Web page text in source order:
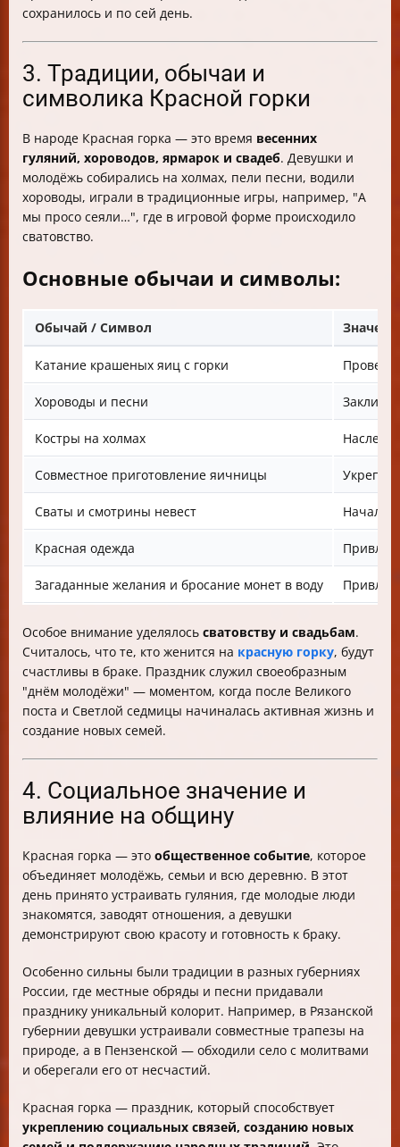
сохранилось и по сей день.
3. Традиции, обычаи и
символика Красной горки
В народе Красная горка — это время весенних
гуляний, хороводов, ярмарок и свадеб. Девушки и
молодёжь собирались на холмах, пели песни, водили
хороводы, играли в традиционные игры, например, "А
мы просо сеяли…", где в игровой форме происходило
сватовство.
Основные обычаи и символы:
Обычай / Символ
Катание крашеных яиц с горки
Хороводы и песни
Костры на холмах
Совместное приготовление яичницы
Сваты и смотрины невест Начало
Красная одежда
Загаданные желания и бросание монет в воду
Особое внимание уделялось сватовству и свадьбам.
Считалось, что те, кто женится на красную горку, будут
счастливы в браке. Праздник служил своеобразным
"днём молодёжи" — моментом, когда после Великого
поста и Светлой седмицы начиналась активная жизнь и
создание новых семей.
4. Социальное значение и
влияние на общину
Красная горка — это общественное событие, которое
объединяет молодёжь, семьи и всю деревню. В этот
день принято устраивать гуляния, где молодые люди
знакомятся, заводят отношения, а девушки
демонстрируют свою красоту и готовность к браку.
Особенно сильны были традиции в разных губерниях
России, где местные обряды и песни придавали
празднику уникальный колорит. Например, в Рязанской
губернии девушки устраивали совместные трапезы на
природе, а в Пензенской — обходили село с молитвами
и оберегали его от несчастий.
Красная горка — праздник, который способствует
укреплению социальных связей, созданию новых